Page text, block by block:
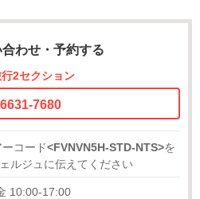
わせ・予約する
2セクション
7680
コード<FVNVN5H-STD-NTS>を
ルジュに伝えてください
10:00-17:00